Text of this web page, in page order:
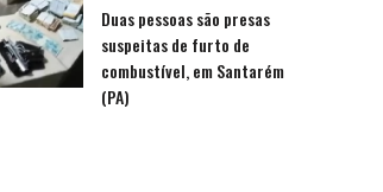
Duas pessoas são presas
suspeitas de furto de
combustível, em Santarém
(PA)